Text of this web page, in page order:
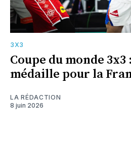
3X3
Coupe du monde 3x3
médaille pour la
LA RÉDACTION
8 juin 2026